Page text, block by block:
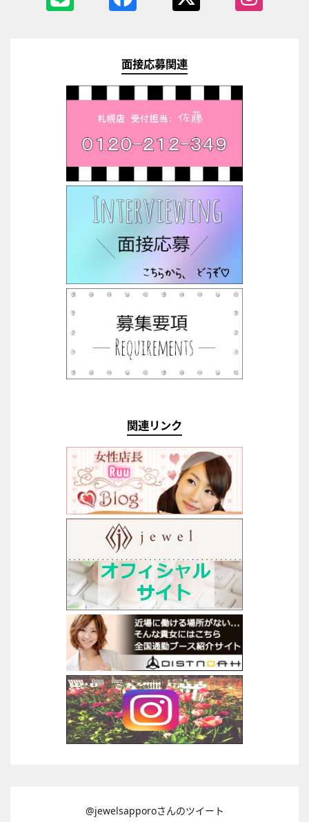
面接応募関連
関連リンク
@jewelsapporoさんのツイート